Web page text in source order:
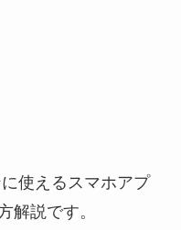
使えるスマホアプ
解説です。